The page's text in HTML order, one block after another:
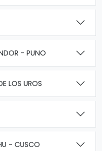
- PUNO
LOS UROS
- CUSCO